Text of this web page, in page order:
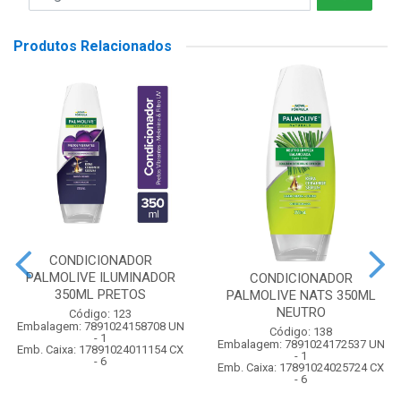
Produtos Relacionados
CONDICIONADOR
PALMOLIVE ILUMINADOR
350ML PRETOS
Código: 123
Embalagem: 7891024158708 UN
- 1
Emb. Caixa: 17891024011154 CX
- 6
CONDICIONADOR
PALMOLIVE NATS 350ML
NEUTRO
Código: 138
Embalagem: 7891024172537 UN
- 1
Emb. Caixa: 17891024025724 CX
- 6